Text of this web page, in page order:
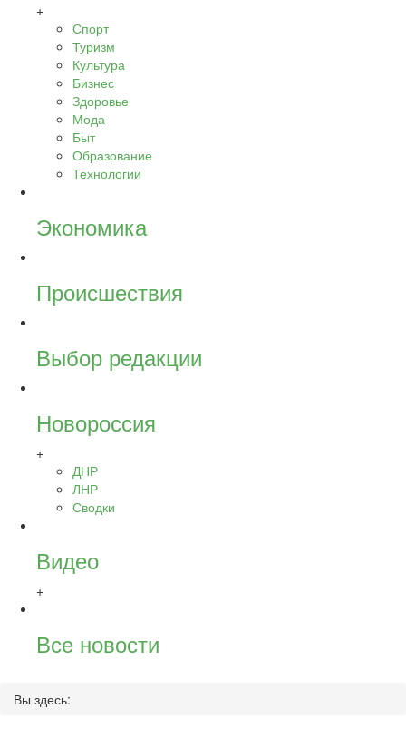
+
Спорт
Туризм
Культура
Бизнес
Здоровье
Мода
Быт
Образование
Технологии
Экономика
Происшествия
Выбор редакции
Новороссия
+
ДНР
ЛНР
Сводки
Видео
+
Все новости
Вы здесь: